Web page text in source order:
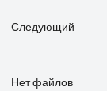
Следующий
Нет файлов